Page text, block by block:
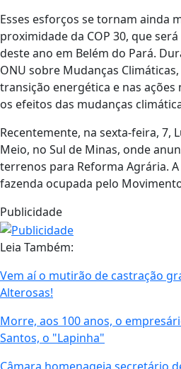
Esses esforços se tornam ainda
proximidade da COP 30, que
deste ano em Belém do Pará.
ONU sobre Mudanças
transição energética e nas
os efeitos das mudanças
Recentemente, na sexta-feira, 7,
Meio, no Sul de Minas, onde
terrenos para Reforma Agrária.
fazenda ocupada pelo
Publicidade
Leia Também:
Vem aí o mutirão de castração
Alterosas!
Morre, aos 100 anos, o
Santos, o "Lapinha"